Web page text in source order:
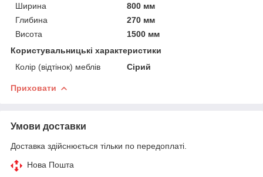
Ширина
800 мм
Глибина
270 мм
Висота
1500 мм
Користувальницькі характеристики
Колір (відтінок) меблів
Сірий
Приховати
Умови доставки
Доставка здійснюється тільки по передоплаті.
Нова Пошта